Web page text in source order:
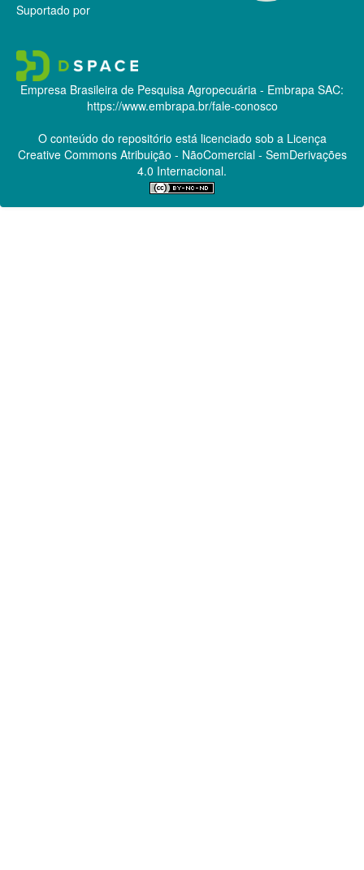
Suportado por
Empresa Brasileira de Pesquisa Agropecuária - Embrapa SAC:
https://www.embrapa.br/fale-conosco
O conteúdo do repositório está licenciado sob a Licença
Creative CommonsAtribuição - NãoComercial - SemDerivações
4.0 Internacional.